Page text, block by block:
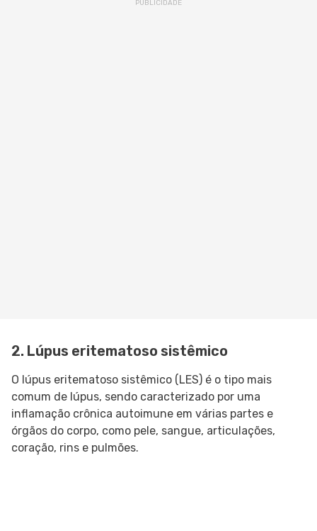
2. Lúpus eritematoso sistêmico
O lúpus eritematoso sistêmico (LES) é o tipo mais
comum de lúpus, sendo caracterizado por uma
inflamação crônica autoimune em várias partes e
órgãos do corpo, como pele, sangue, articulações,
coração, rins e pulmões.